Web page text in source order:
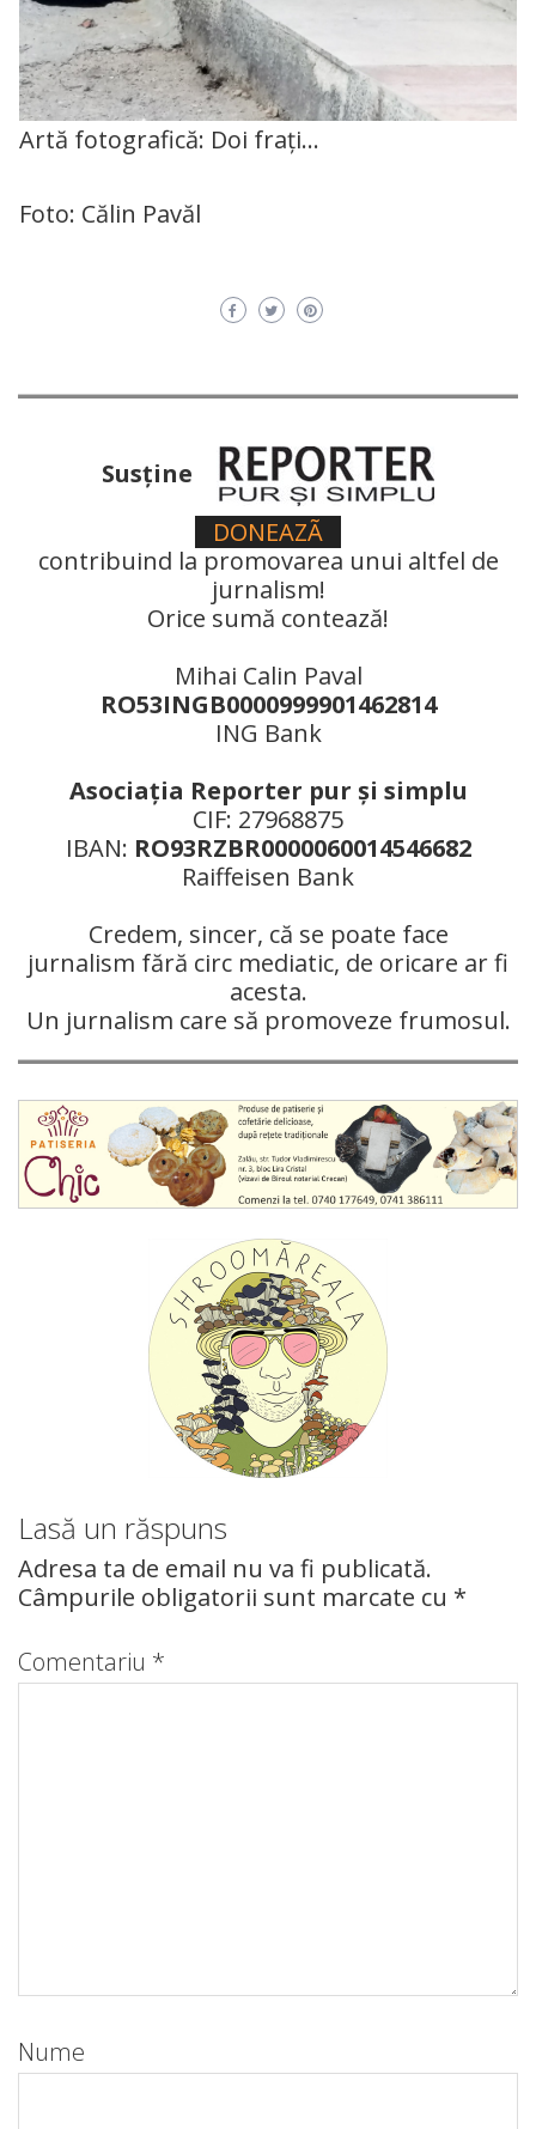
Artă fotografică: Doi frați…
Foto: Călin Pavăl
Susţine
DONEAZÃ
contribuind la promovarea unui altfel de
jurnalism!
Orice sumă contează!
Mihai Calin Paval
RO53INGB0000999901462814
ING Bank
Asociaţia Reporter pur şi simplu
CIF: 27968875
IBAN: RO93RZBR0000060014546682
Raiffeisen Bank
Credem, sincer, că se poate face
jurnalism fără circ mediatic, de oricare ar fi
acesta.
Un jurnalism care să promoveze frumosul.
Lasă un răspuns
Adresa ta de email nu va fi publicată.
Câmpurile obligatorii sunt marcate cu *
Comentariu *
Nume